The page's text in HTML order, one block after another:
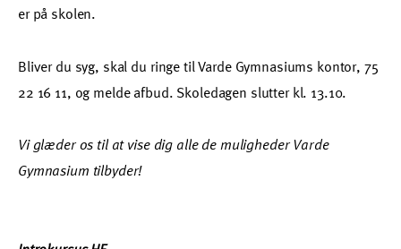
er på skolen.
Bliver du syg, skal du ringe til Varde Gymnasiums kontor, 75
22 16 11, og melde afbud. Skoledagen slutter kl. 13.10.
Vi glæder os til at vise dig alle de muligheder Varde
Gymnasium tilbyder!